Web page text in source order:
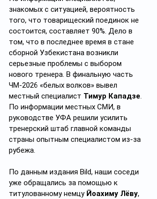
знакомых с ситуацией, вероятность
того, что товарищеский поединок не
состоится, составляет 90%. Дело в
том, что в последнее время в стане
сборной Узбекистана возникли
серьезные проблемы с выбором
нового тренера. В финальную часть
ЧМ-2026 «белых волков» вывел
местный специалист Тимур Кападзе.
По информации местных СМИ, в
руководстве УФА решили усилить
тренерский штаб главной команды
страны опытным специалистом из-за
рубежа.
По данным издания Bild, наши соседи
уже обращались за помощью к
титулованному немцу Йоахиму Лёву,